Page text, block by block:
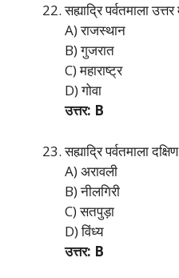
सह्याद्रि पर्वतमाला
A) राजस्थान
B) गुजरात
C) महाराष्ट्र
D) गोवा
उत्तर: B
सह्याद्रि पर्वतमाला
A) अरावली
B) नीलगिरी
C) सतपुड़ा
D) विंध्य
उत्तर: B